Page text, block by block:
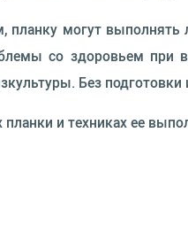
планку могут
со здоровьем при
Без
планки и техниках ее